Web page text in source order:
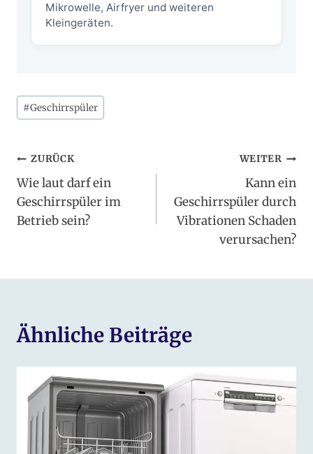
Mikrowelle, Airfryer und weiteren
Kleingeräten.
Schlagworte:
#Geschirrspüler
Beitragsnavigation
ZURÜCK
Wie laut darf ein
Geschirrspüler im
Betrieb sein?
WEITER
Kann ein
Geschirrspüler durch
Vibrationen Schaden
verursachen?
Ähnliche Beiträge